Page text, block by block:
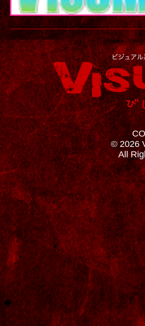
© 2026
All